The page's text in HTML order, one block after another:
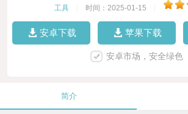
工具 时间：2025-01-15
安卓下载 苹果下载
安卓市场，安全绿色
简介